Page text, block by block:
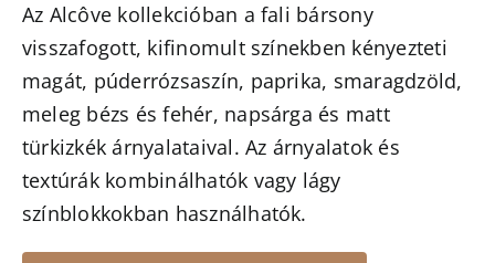
Az Alcôve kollekcióban a fali bársony
visszafogott, kifinomult színekben kényezteti
magát, púderrózsaszín, paprika, smaragdzöld,
meleg bézs és fehér, napsárga és matt
türkizkék árnyalataival. Az árnyalatok és
textúrák kombinálhatók vagy lágy
színblokkokban használhatók.